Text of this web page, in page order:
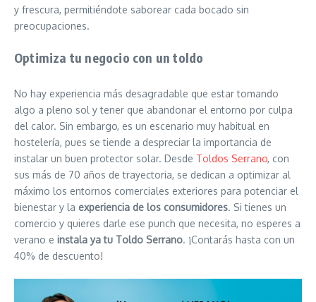
y frescura, permitiéndote saborear cada bocado sin
preocupaciones.
Optimiza tu negocio con un toldo
No hay experiencia más desagradable que estar tomando
algo a pleno sol y tener que abandonar el entorno por culpa
del calor. Sin embargo, es un escenario muy habitual en
hostelería, pues se tiende a despreciar la importancia de
instalar un buen protector solar. Desde Toldos Serrano, con
sus más de 70 años de trayectoria, se dedican a optimizar al
máximo los entornos comerciales exteriores para potenciar el
bienestar y la experiencia de los consumidores. Si tienes un
comercio y quieres darle ese punch que necesita, no esperes a
verano e instala ya tu Toldo Serrano. ¡Contarás hasta con un
40% de descuento!